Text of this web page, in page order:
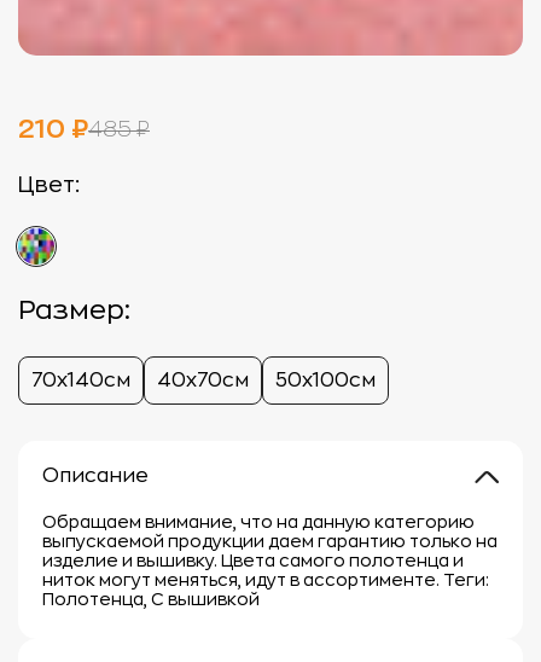
210 ₽485 ₽
Цвет:
Размер:
70х140см 40х70см 50х100см
Описание
Обращаем внимание, что на данную категорию
выпускаемой продукции даем гарантию только на
изделие и вышивку. Цвета самого полотенца и
ниток могут меняться, идут в ассортименте. Теги:
Полотенца, С вышивкой